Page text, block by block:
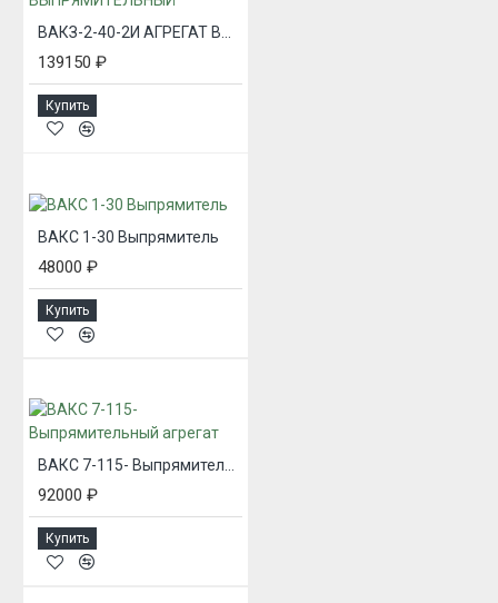
139150 ₽
Купить
ВАКС 1-30 Выпрямитель
48000 ₽
Купить
92000 ₽
Купить